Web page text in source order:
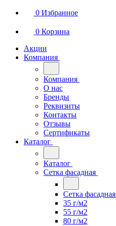
0 Избранное
0 Корзина
Акции
Компания
Компания
О нас
Бренды
Реквизиты
Контакты
Отзывы
Сертификаты
Каталог
Каталог
Сетка фасадная
Сетка фасадная
35 г/м2
55 г/м2
80 г/м2